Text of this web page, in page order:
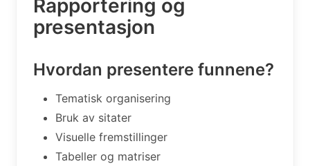
Rapportering og
presentasjon
Hvordan presentere funnene?
Tematisk organisering
Bruk av sitater
Visuelle fremstillinger
Tabeller og matriser